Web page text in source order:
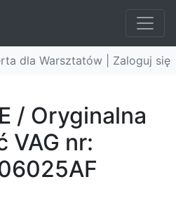
dla Warsztatów | Zaloguj się
/ Oryginalna
VAG nr: